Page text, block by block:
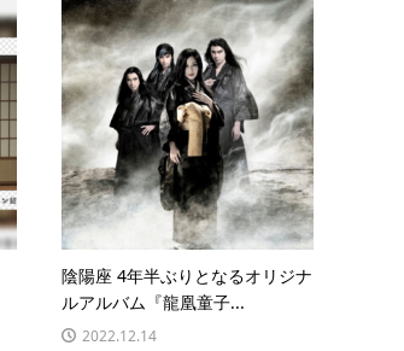
陰陽座 4年半ぶりとなるオリジナ
ルアルバム『龍凰童子...
2022.12.14